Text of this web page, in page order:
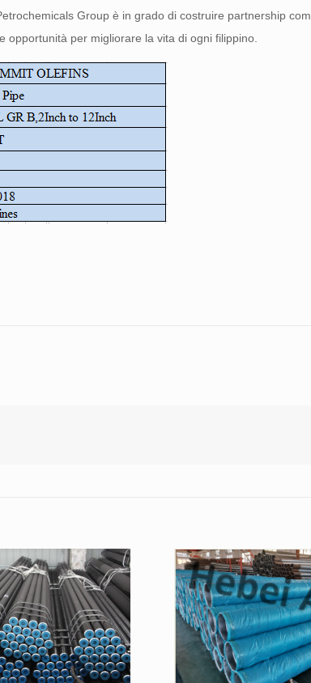
Group è in grado di costruire partnership
per migliorare la vita di ogni filippino.